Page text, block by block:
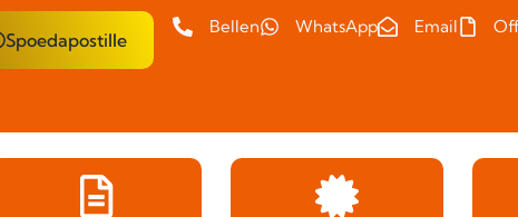
Spoedapostille
Bellen WhatsApp Email